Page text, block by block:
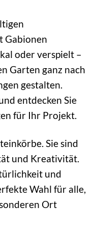
Gabionen
oder verspielt –
Garten ganz nach
gestalten.
entdecken Sie
für Ihr Projekt.
Sie sind
und Kreativität.
und
Wahl für alle,
Ort